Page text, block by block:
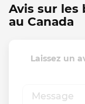
Avis sur les
au Canada
Laissez un